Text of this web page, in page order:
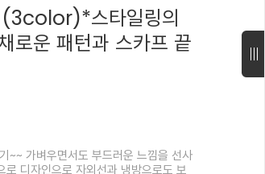
(3color)*스타일링의
로운 패턴과 스카프 끝
가벼우면서도 부드러운 느낌을 선사
디자인으로 자외선과 냉방으로도 보